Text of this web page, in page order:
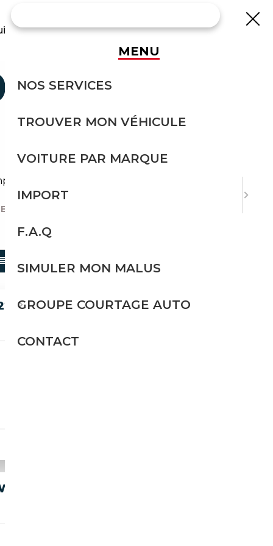
avec l'accompagnement Courtage Auto.
220
CDI COUPÉ AUTOM. AMG
I 1HAND I DEUTSCH I
MENU
NOS SERVICES
TROUVER MON VÉHICULE
VOITURE PAR MARQUE
IMPORT
F.A.Q
SIMULER MON MALUS
GROUPE COURTAGE AUTO
CONTACT